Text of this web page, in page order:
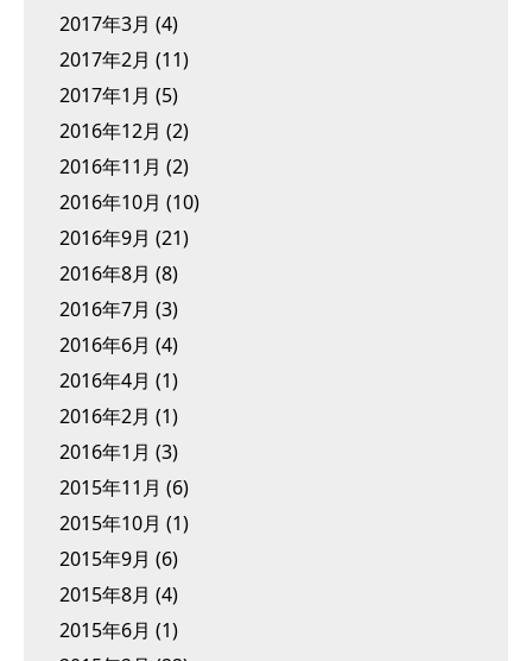
2017年3月 (4)
2017年2月 (11)
2017年1月 (5)
2016年12月 (2)
2016年11月 (2)
2016年10月 (10)
2016年9月 (21)
2016年8月 (8)
2016年7月 (3)
2016年6月 (4)
2016年4月 (1)
2016年2月 (1)
2016年1月 (3)
2015年11月 (6)
2015年10月 (1)
2015年9月 (6)
2015年8月 (4)
2015年6月 (1)